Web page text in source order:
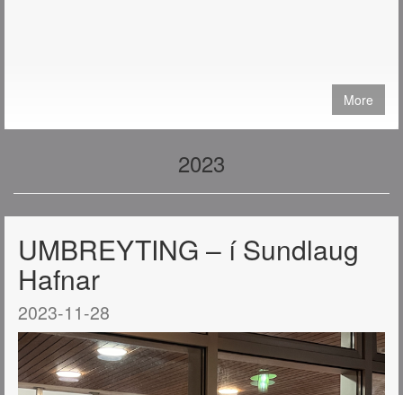
More
2023
UMBREYTING – í Sundlaug
Hafnar
2023-11-28